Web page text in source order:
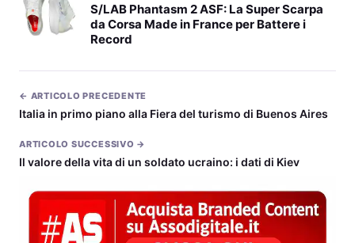
S/LAB Phantasm 2 ASF: La Super Scarpa
da Corsa Made in France per Battere i
Record
← ARTICOLO PRECEDENTE
Italia in primo piano alla Fiera del turismo di Buenos Aires
ARTICOLO SUCCESSIVO →
Il valore della vita di un soldato ucraino: i dati di Kiev